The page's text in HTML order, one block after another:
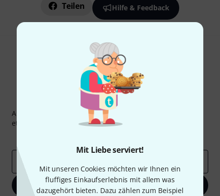
Mit Liebe serviert!
Mit unseren Cookies möchten wir Ihnen ein
fluffiges Einkaufserlebnis mit allem was
dazugehört bieten. Dazu zählen zum Beispiel
Teilen Hilfe & Feedback
Thomann Newsletter
Abonniere den Thomann Newsletter und gewinne mit
etwas Glück einen von50 Gutscheinen
E-Mail-Adresse
Jetzt anmelden